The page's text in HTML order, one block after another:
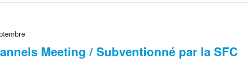
Meeting / Subventionné par la SFC